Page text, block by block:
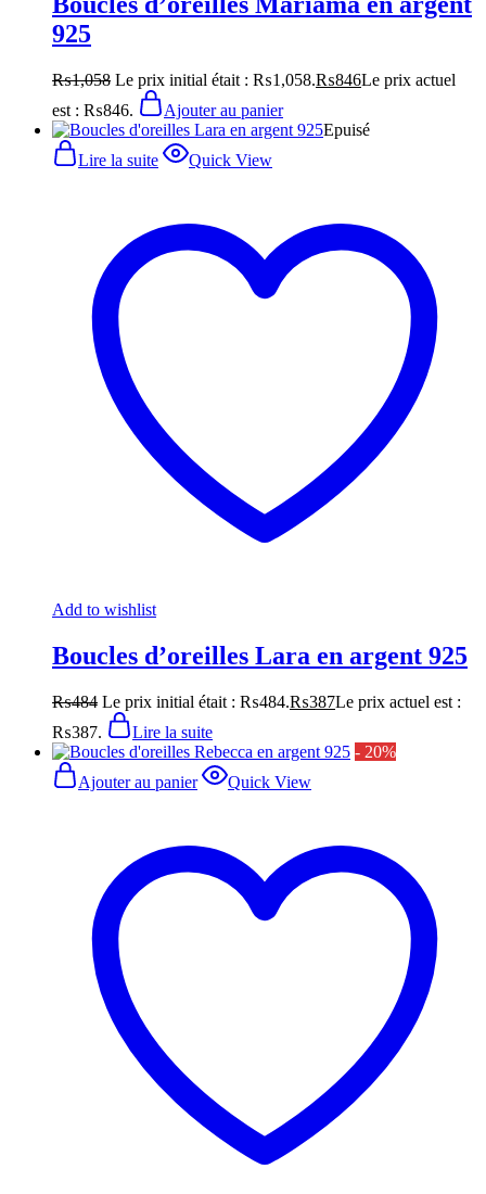
925
₨1,058 Le prix initial était : ₨1,058.₨846Le prix actuel
est : ₨846.
Ajouter au panier
Epuisé
Lire la suite
Quick View
Add to wishlist
Boucles d’oreilles Lara en argent 925
₨484 Le prix initial était : ₨484.₨387Le prix actuel est :
₨387.
Lire la suite
- 20%
Ajouter au panier
Quick View